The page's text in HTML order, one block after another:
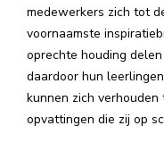
medewerkers zich tot
voornaamste
oprechte houding
daardoor hun
kunnen zich
opvattingen die zij op